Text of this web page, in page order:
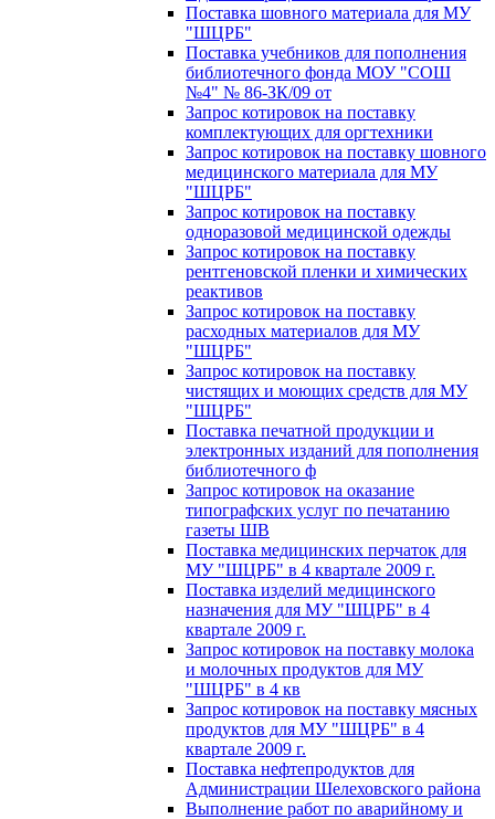
Поставка шовного материала для МУ
"ШЦРБ"
Поставка учебников для пополнения
библиотечного фонда МОУ "СОШ
№4" № 86-ЗК/09 от
Запрос котировок на поставку
комплектующих для оргтехники
Запрос котировок на поставку шовного
медицинского материала для МУ
"ШЦРБ"
Запрос котировок на поставку
одноразовой медицинской одежды
Запрос котировок на поставку
рентгеновской пленки и химических
реактивов
Запрос котировок на поставку
расходных материалов для МУ
"ШЦРБ"
Запрос котировок на поставку
чистящих и моющих средств для МУ
"ШЦРБ"
Поставка печатной продукции и
электронных изданий для пополнения
библиотечного ф
Запрос котировок на оказание
типографских услуг по печатанию
газеты ШВ
Поставка медицинских перчаток для
МУ "ШЦРБ" в 4 квартале 2009 г.
Поставка изделий медицинского
назначения для МУ "ШЦРБ" в 4
квартале 2009 г.
Запрос котировок на поставку молока
и молочных продуктов для МУ
"ШЦРБ" в 4 кв
Запрос котировок на поставку мясных
продуктов для МУ "ШЦРБ" в 4
квартале 2009 г.
Поставка нефтепродуктов для
Администрации Шелеховского района
Выполнение работ по аварийному и